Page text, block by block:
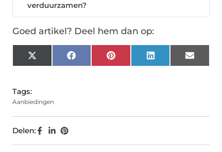
verduurzamen?
Goed artikel? Deel hem dan op:
X
(Twitter)
FacebookPinterest LinkedIn Email
Tags:
Aanbiedingen
Delen: